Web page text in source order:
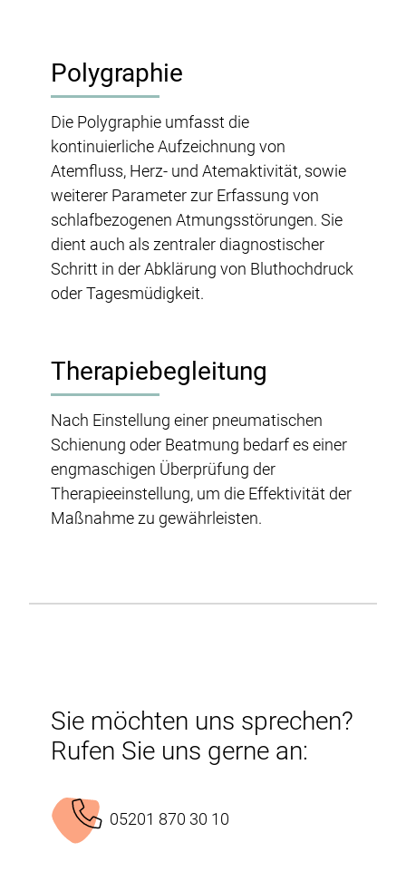
Polygraphie
Die Polygraphie umfasst die
kontinuierliche Aufzeichnung von
Atemfluss, Herz- und Atemaktivität, sowie
weiterer Parameter zur Erfassung von
schlafbezogenen Atmungsstörungen. Sie
dient auch als zentraler diagnostischer
Schritt in der Abklärung von Bluthochdruck
oder Tagesmüdigkeit.
Therapiebegleitung
Nach Einstellung einer pneumatischen
Schienung oder Beatmung bedarf es einer
engmaschigen Überprüfung der
Therapieeinstellung, um die Effektivität der
Maßnahme zu gewährleisten.
Sie möchten uns sprechen?
Rufen Sie uns gerne an:
05201 870 30 10